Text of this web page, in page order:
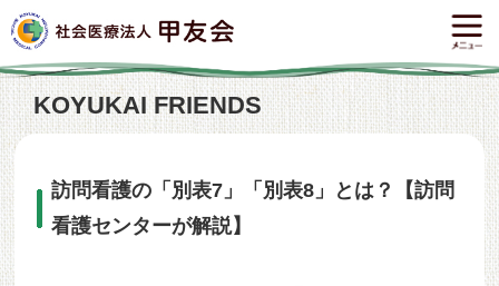
KOYUKAI FRIENDS
訪問看護の「別表7」「別表8」とは？【訪問
看護センターが解説】